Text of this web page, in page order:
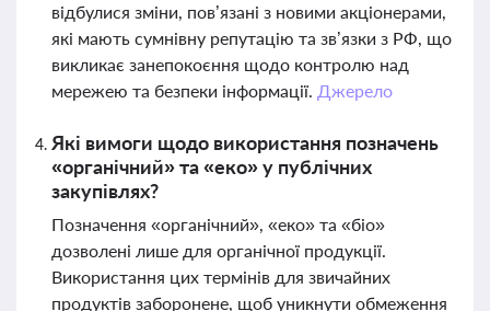
відбулися зміни, пов’язані з новими акціонерами,
які мають сумнівну репутацію та зв’язки з РФ, що
викликає занепокоєння щодо контролю над
мережею та безпеки інформації. Джерело
Які вимоги щодо використання позначень
«органічний» та «еко» у публічних
закупівлях?
Позначення «органічний», «еко» та «біо»
дозволені лише для органічної продукції.
Використання цих термінів для звичайних
продуктів заборонене, щоб уникнути обмеження